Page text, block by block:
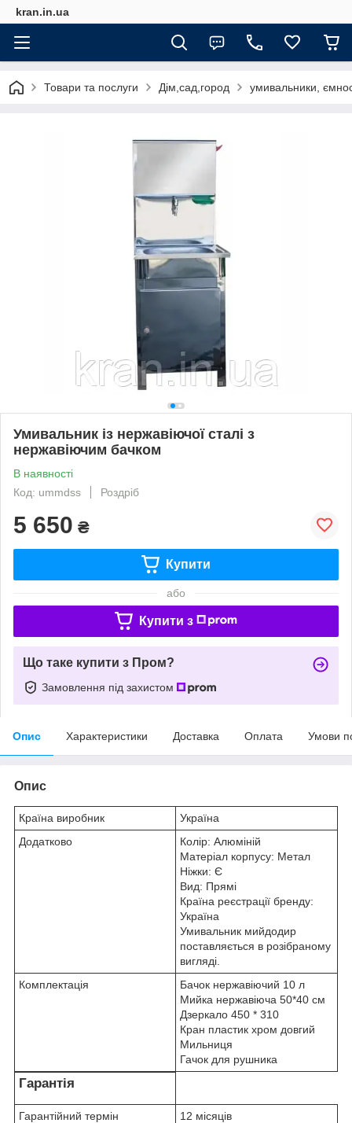
kran.in.ua
Товари та послуги Дім,сад,город умивальники,
Умивальник із нержавіючої сталі з
нержавіючим бачком
В наявності
Код: ummdss
Роздріб
5 650 ₴
Купити
або
Купити з
Що таке купити з Пром?
Замовлення під захистом
Опис Характеристики Доставка Оплата Умови
Опис
Країна виробник
Україна
Додатково
Колір: Алюміній
Матеріал корпусу: Метал
Ніжки: Є
Вид: Прямі
Країна реєстрації бренду:
Україна
Умивальник мийдодир
поставляється в розібраному
вигляді.
Комплектація
Бачок нержавіючий 10 л
Мийка нержавіюча 50*40 см
Дзеркало 450 * 310
Кран пластик хром довгий
Мильниця
Гачок для рушника
Гарантія
Гарантійний термін
12 місяців